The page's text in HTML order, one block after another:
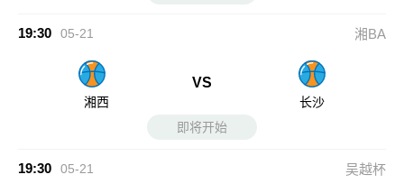
19:30 05-21 湘BA
湘西
VS
长沙
即将开始
19:30 05-21 吴越杯